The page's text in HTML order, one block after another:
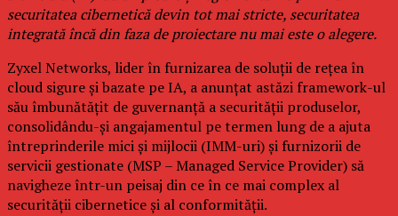
securitatea cibernetică devin tot mai stricte, securitatea
integrată încă din faza de proiectare nu mai este o alegere.
Zyxel Networks, lider în furnizarea de soluții de rețea în
cloud sigure și bazate pe IA, a anunțat astăzi framework-ul
său îmbunătățit de guvernanță a securității produselor,
consolidându-și angajamentul pe termen lung de a ajuta
întreprinderile mici și mijlocii (IMM-uri) și furnizorii de
servicii gestionate (MSP – Managed Service Provider) să
navigheze într-un peisaj din ce în ce mai complex al
securității cibernetice și al conformității.